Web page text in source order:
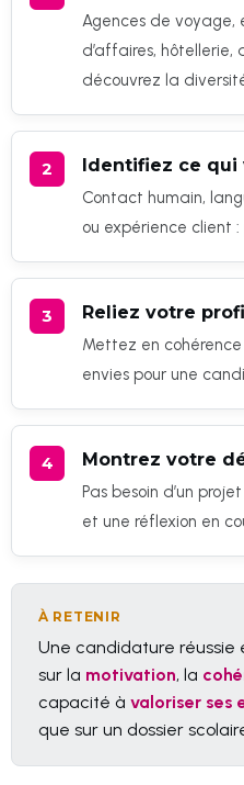
Agences de voyage,
d’affaires, hôtellerie,
découvrez la
Identifiez ce qui
Contact humain,
ou expérience client
Reliez votre
Mettez en
envies pour une
Montrez votre
Pas besoin d’un
et une réflexion en
À RETENIR
Une candidature réussie
sur la motivation, la
capacité à valoriser ses
que sur un dossier